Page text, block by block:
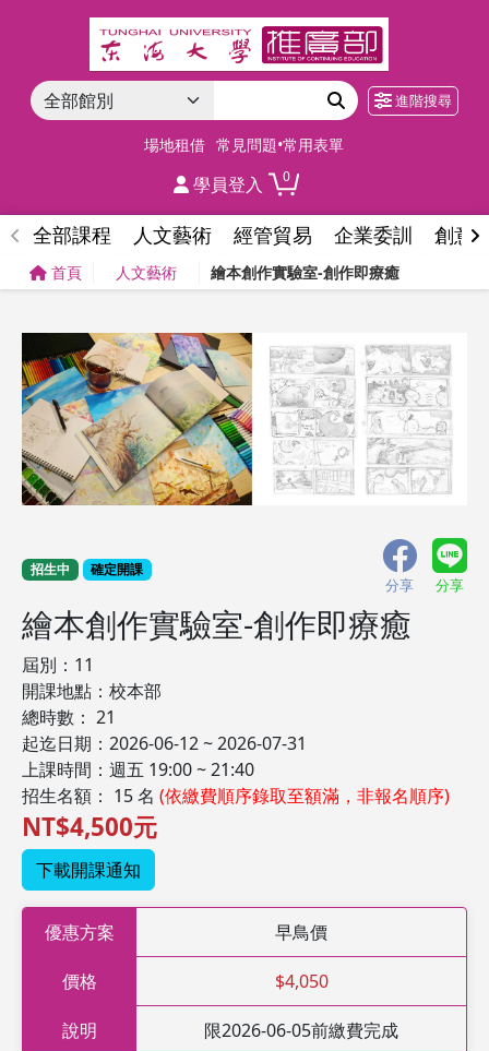
進階搜尋
場地租借 常見問題•常用表單
學員登入 0
全部課程 人文藝術 經管貿易 企業委訓 創意
首頁 人文藝術 繪本創作實驗室-創作即療癒
招生中 確定開課
分享 分享
繪本創作實驗室-創作即療癒
屆別：11
開課地點：校本部
總時數： 21
起迄日期：2026-06-12 ~ 2026-07-31
上課時間：週五 19:00 ~ 21:40
招生名額： 15 名 (依繳費順序錄取至額滿，非報名順序)
NT$4,500元
下載開課通知
優惠方案 早鳥價
價格 $4,050
說明 限2026-06-05前繳費完成